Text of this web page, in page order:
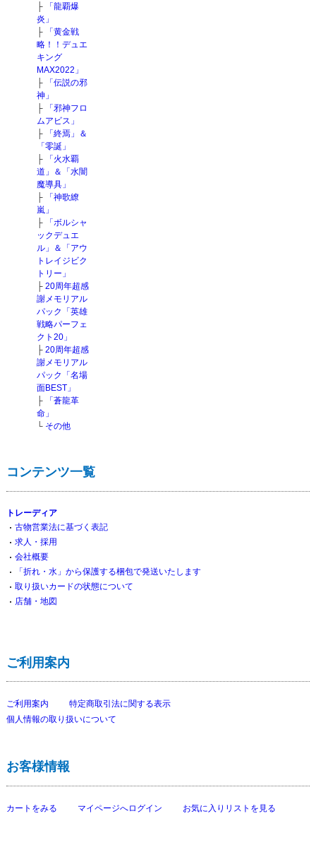
├
「龍覇爆
炎」
├
「黄金戦
略！！デュエ
キング
MAX2022」
├
「伝説の邪
神」
├
「邪神フロ
ムアビス」
├
「終焉」＆
「零誕」
├
「火水覇
道」＆「水闇
魔導具」
├
「神歌繚
嵐」
├
「ボルシャ
ックデュエ
ル」＆「アウ
トレイジビク
トリー」
├ 20周年超感
謝メモリアル
パック「英雄
戦略パーフェ
クト20」
├ 20周年超感
謝メモリアル
パック「名場
面BEST」
├
「蒼龍革
命」
└ その他
コンテンツ一覧
トレーディア
古物営業法に基づく表記
求人・採用
会社概要
「折れ・水」から保護する梱包で発送いたします
取り扱いカードの状態について
店舗・地図
ご利用案内
ご利用案内
特定商取引法に関する表示
個人情報の取り扱いについて
お客様情報
カートをみる マイページへログイン お気に入りリストを見る